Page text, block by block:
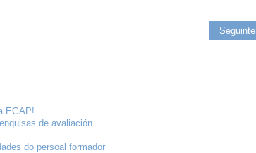
Seguinte
EGAP!
de avaliación
do persoal formador